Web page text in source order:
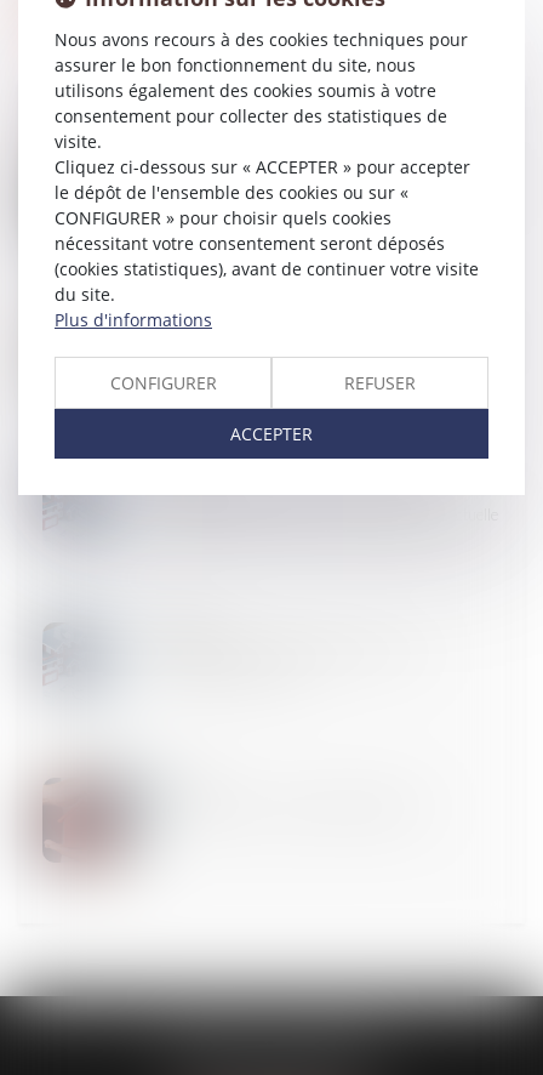
Transition énergétique -MaPrimeRénov’ Copropriété :
le montant de l'aide augmente
02AVR.
la rénovation en berne
20MARS
Le quitus donné au syndic ne prive pas un
Nous avons recours à des cookies techniques pour
assurer le bon fonctionnement du site, nous
utilisons également des cookies soumis à votre
consentement pour collecter des statistiques de
visite.
Cliquez ci-dessous sur « ACCEPTER » pour accepter
le dépôt de l'ensemble des cookies ou sur «
CONFIGURER » pour choisir quels cookies
nécessitant votre consentement seront déposés
(cookies statistiques), avant de continuer votre visite
du site.
Plus d'informations
CONFIGURER REFUSER
ACCEPTER